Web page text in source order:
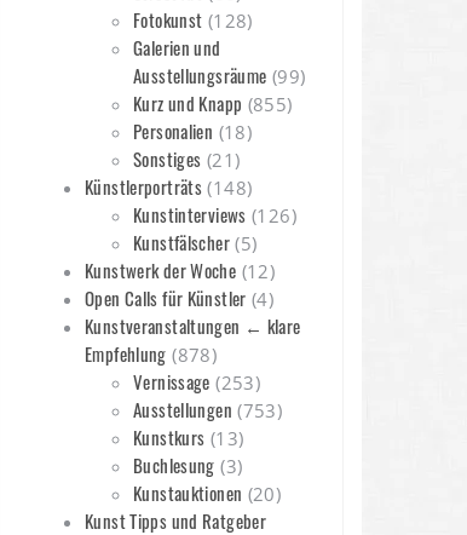
Fotokunst (128)
Galerien und
Ausstellungsräume (99)
Kurz und Knapp (855)
Personalien (18)
Sonstiges (21)
Künstlerporträts (148)
Kunstinterviews (126)
Kunstfälscher(5)
Kunstwerk der Woche (12)
Open Calls für Künstler (4)
Kunstveranstaltungen ← klare
Empfehlung (878)
Vernissage (253)
Ausstellungen (753)
Kunstkurs (13)
Buchlesung (3)
Kunstauktionen (20)
Kunst Tipps und Ratgeber